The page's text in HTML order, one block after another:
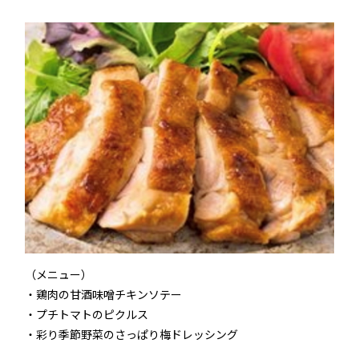
（メニュー）
・鶏肉の甘酒味噌チキンソテー
・プチトマトのピクルス
・彩り季節野菜のさっぱり梅ドレッシング